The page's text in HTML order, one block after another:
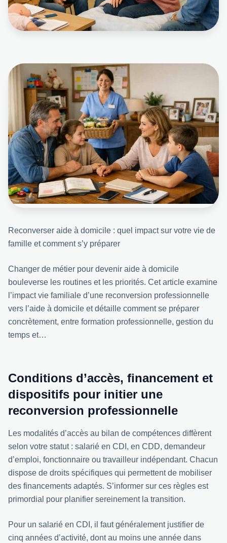
Reconverser aide à domicile : quel impact sur votre vie de
famille et comment s’y préparer
Changer de métier pour devenir aide à domicile
bouleverse les routines et les priorités. Cet article examine
l’impact vie familiale d’une reconversion professionnelle
vers l’aide à domicile et détaille comment se préparer
concrètement, entre formation professionnelle, gestion du
temps et…
Conditions d’accès, financement et
dispositifs pour initier une
reconversion professionnelle
Les modalités d’accès au bilan de compétences diffèrent
selon votre statut : salarié en CDI, en CDD, demandeur
d’emploi, fonctionnaire ou travailleur indépendant. Chacun
dispose de droits spécifiques qui permettent de mobiliser
des financements adaptés. S’informer sur ces règles est
primordial pour planifier sereinement la transition.
Pour un salarié en CDI, il faut généralement justifier de
cinq années d’activité, dont au moins une année dans